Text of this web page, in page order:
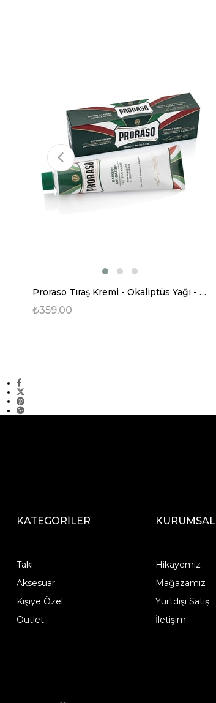
Proraso Tıraş Kremi - Okaliptüs Yağı - 150 ml
₺359,00
KATEGORİLER
Takı
Aksesuar
Kişiye Özel
Outlet
KURUMSAL
Hikayemiz
Mağazamız
Yurtdışı Satış
İletişim